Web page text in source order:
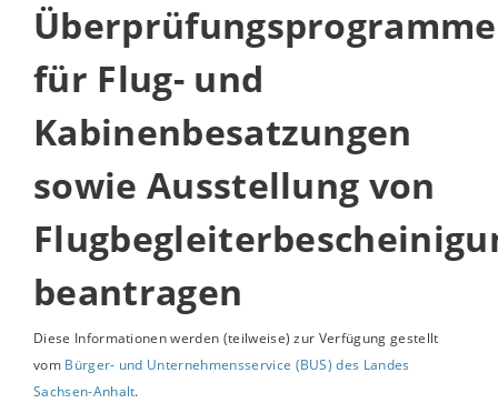
Überprüfungsprogramme
für Flug- und
Kabinenbesatzungen
sowie Ausstellung von
beantragen
Diese Informationen werden (teilweise) zur Verfügung gestellt
vom Bürger- und Unternehmensservice (BUS) des Landes
Sachsen-Anhalt.